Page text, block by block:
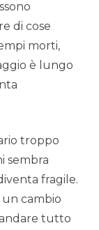
di cose
morti,
è lungo
troppo
sembra
fragile.
cambio
tutto